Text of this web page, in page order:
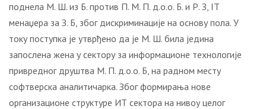
поднелa М. Ш. из Б. против П. М. П. д.о.о. Б. и Р. З, IT
менаџера за З. Б, због дискриминације на основу пола. У
току поступка је утврђено да је М. Ш. била једина
запослена жена у сектору за информационе технологије
привредног друштва М. П. д.о.о. Б, на радном месту
софтверска аналитичарка. Због формирања нове
организационе структуре ИТ сектора на нивоу целог